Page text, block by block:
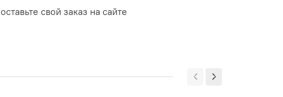
свой заказ на сайте